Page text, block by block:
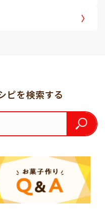
ピを検索する